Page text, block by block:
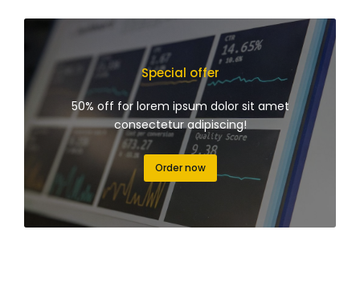
Special offer
50% off for lorem ipsum dolor sit amet
consectetur adipiscing!
Order now